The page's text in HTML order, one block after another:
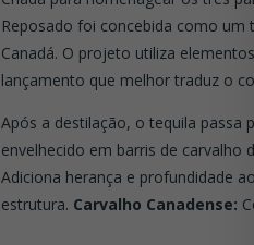
Reposado foi concebida como
Canadá. O projeto utiliza
lançamento que melhor traduz o
Após a destilação, o tequila passa
envelhecido em barris de carvalho
Adiciona herança e profundidade
estrutura. Carvalho Canadense: